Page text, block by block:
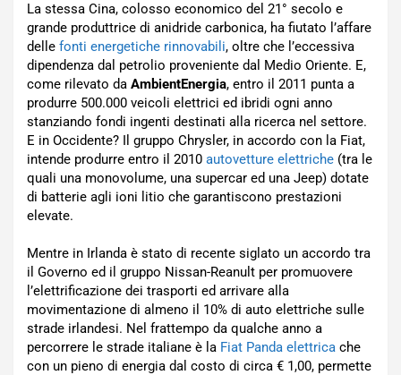
La stessa Cina, colosso economico del 21° secolo e
grande produttrice di anidride carbonica, ha fiutato l’affare
delle fonti energetiche rinnovabili, oltre che l’eccessiva
dipendenza dal petrolio proveniente dal Medio Oriente. E,
come rilevato da AmbientEnergia, entro il 2011 punta a
produrre 500.000 veicoli elettrici ed ibridi ogni anno
stanziando fondi ingenti destinati alla ricerca nel settore.
E in Occidente? Il gruppo Chrysler, in accordo con la Fiat,
intende produrre entro il 2010 autovetture elettriche (tra le
quali una monovolume, una supercar ed una Jeep) dotate
di batterie agli ioni litio che garantiscono prestazioni
elevate.
Mentre in Irlanda è stato di recente siglato un accordo tra
il Governo ed il gruppo Nissan-Reanult per promuovere
l’elettrificazione dei trasporti ed arrivare alla
movimentazione di almeno il 10% di auto elettriche sulle
strade irlandesi. Nel frattempo da qualche anno a
percorrere le strade italiane è la Fiat Panda elettrica che
con un pieno di energia dal costo di circa € 1,00, permette